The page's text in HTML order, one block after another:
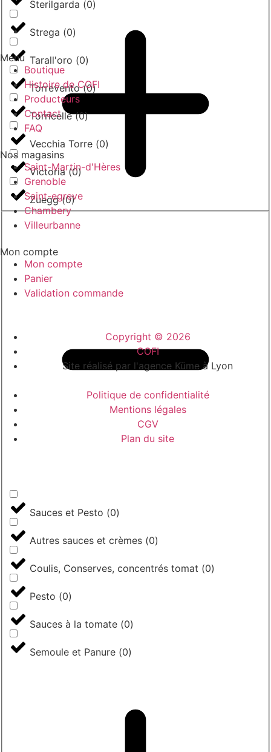
Sauces et Pesto (0)
Autres sauces et crèmes (0)
Coulis, Conserves, concentrés tomat (0)
Pesto (0)
Sauces à la tomate (0)
Semoule et Panure (0)
Sterilgarda (0)
Strega (0)
Tarall'oro (0)
Torrevento(0)
Torricelle(0)
Vecchia Torre (0)
Victoria(0)
Zuegg(0)
Menu
Boutique
Histoire de COFI
Producteurs
Contact
FAQ
Nos magasins
Saint-Martin-d'Hères
Grenoble
Saint-egreve
Chambery
Villeurbanne
Mon compte
Mon compte
Panier
Validation commande
Copyright © 2026
COFI
Site réalisé par l'agence Küme à Lyon
Politique de confidentialité
Mentions légales
CGV
Plan du site